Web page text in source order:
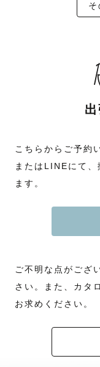
こちらからご予約
またはLINEにて、
ます。
ご不明な点がござ
さい。また、カタ
お求めください。